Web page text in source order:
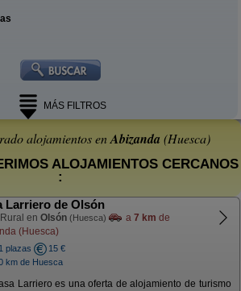
MÁS FILTROS
alojamientos enAbizanda (Huesca)
ALOJAMIENTOS CERCANOS
:
Larriero de Olsón
en Olsón (Huesca) a 7 km de
(Huesca)
plazas
15 €
km de Huesca
Larriero es una oferta de alojamiento de turismo